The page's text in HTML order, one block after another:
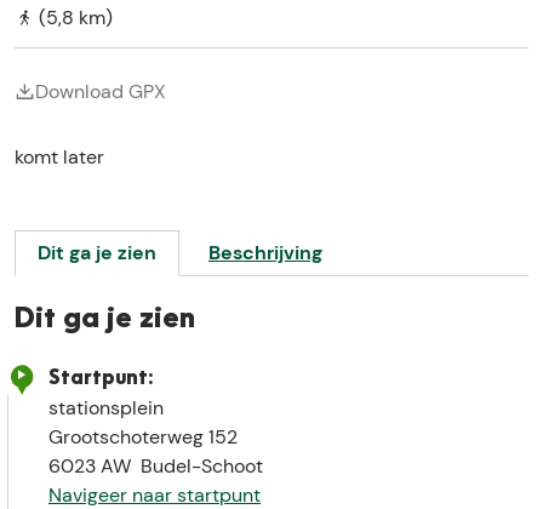
(5,8 km)
Download GPX
komt later
Dit ga je zien Beschrijving
Dit ga je zien
Startpunt:
stationsplein
Grootschoterweg 152
6023 AW Budel-Schoot
Navigeer naar startpunt